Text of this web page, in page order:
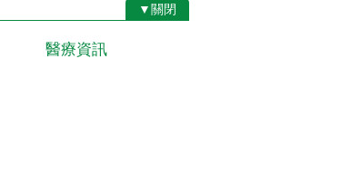
▼關閉
醫療資訊